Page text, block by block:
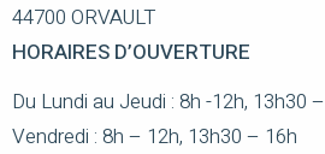
44700 ORVAULT
HORAIRES D’OUVERTURE
Du Lundi au Jeudi : 8h -12h, 13h30
Vendredi : 8h – 12h, 13h30 – 16h